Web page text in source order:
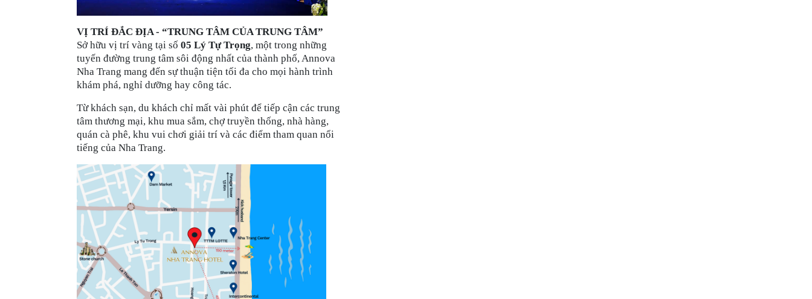
VỊ TRÍ ĐẮC ĐỊA - “TRUNG TÂM CỦA TRUNG TÂM”
Sở hữu vị trí vàng tại số 05 Lý Tự Trọng, một trong những
tuyến đường trung tâm sôi động nhất của thành phố, Annova
Nha Trang mang đến sự thuận tiện tối đa cho mọi hành trình
khám phá, nghỉ dưỡng hay công tác.
Từ khách sạn, du khách chỉ mất vài phút để tiếp cận các trung
tâm thương mại, khu mua sắm, chợ truyền thống, nhà hàng,
quán cà phê, khu vui chơi giải trí và các điểm tham quan nổi
tiếng của Nha Trang.